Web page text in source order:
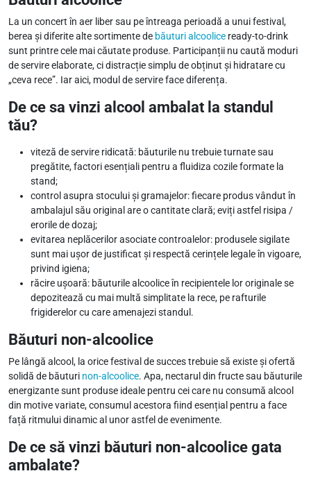
La un concert în aer liber sau pe întreaga perioadă a unui festival,
berea și diferite alte sortimente de băuturi alcoolice ready-to-drink
sunt printre cele mai căutate produse. Participanții nu caută moduri
de servire elaborate, ci distracție simplu de obținut și hidratare cu
„ceva rece”. Iar aici, modul de servire face diferența.
De ce sa vinzi alcool ambalat la standul
tău?
viteză de servire ridicată: băuturile nu trebuie turnate sau
pregătite, factori esențiali pentru a fluidiza cozile formate la
stand;
control asupra stocului și gramajelor: fiecare produs vândut în
ambalajul său original are o cantitate clară; eviți astfel risipa /
erorile de dozaj;
evitarea neplăcerilor asociate controalelor: produsele sigilate
sunt mai ușor de justificat și respectă cerințele legale în vigoare,
privind igiena;
răcire ușoară: băuturile alcoolice în recipientele lor originale se
depozitează cu mai multă simplitate la rece, pe rafturile
frigiderelor cu care amenajezi standul.
Băuturi non-alcoolice
Pe lângă alcool, la orice festival de succes trebuie să existe și ofertă
solidă de băuturi non-alcoolice. Apa, nectarul din fructe sau băuturile
energizante sunt produse ideale pentru cei care nu consumă alcool
din motive variate, consumul acestora fiind esențial pentru a face
față ritmului dinamic al unor astfel de evenimente.
De ce să vinzi băuturi non-alcoolice gata
ambalate?